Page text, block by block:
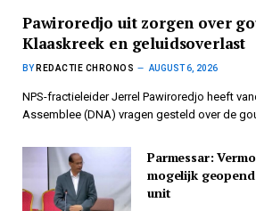
Pawiroredjo uit zorgen over
Klaaskreek en geluidsoverlast
BY REDACTIE CHRONOS AUGUST 6, 2026
NPS-fractieleider Jerrel Pawiroredjo heeft
Assemblee (DNA) vragen gesteld over de
Parmessar:
mogelijk
unit